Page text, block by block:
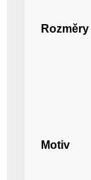
Rozměry
Motiv